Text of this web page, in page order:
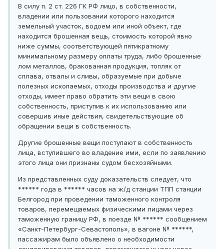
В силу п. 2 ст. 226 ГК РФ лицо, в собственности,
владении или пользовании которого находится
земельный участок, водоем или иной объект, где
находится брошенная вещь, стоимость которой явно
ниже суммы, соответствующей пятикратному
минимальному размеру оплаты труда, либо брошенные
лом металлов, бракованная продукция, топляк от
сплава, отвалы и сливы, образуемые при добыче
полезных ископаемых, отходы производства и другие
отходы, имеет право обратить эти вещи в свою
собственность, приступив к их использованию или
совершив иные действия, свидетельствующие об
обращении вещи в собственность.
Другие брошенные вещи поступают в собственность
лица, вступившего во владение ими, если по заявлению
этого лица они признаны судом бесхозяйными.
Из представленных суду доказательств следует, что
****** года в ****** часов на ж/д станции ТПП станции
Белгород при проведении таможенного контроля
товаров, перемещаемых физическими лицами через
таможенную границу РФ, в поезде № ****** сообщением
«Санкт-Петербург-Севастополь», в вагоне № ******,
пассажирам было объявлено о необходимости